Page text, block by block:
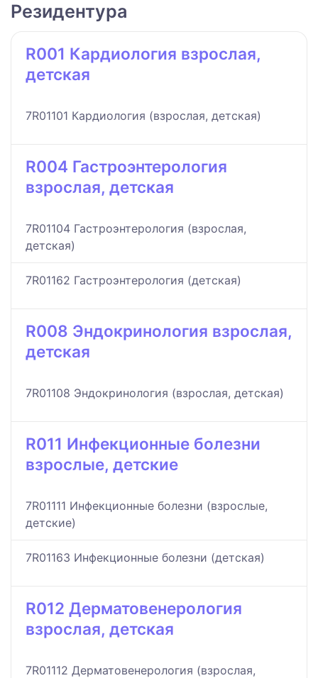
Резидентура
R001 Кардиология взрослая,
детская
7R01101 Кардиология (взрослая, детская)
R004 Гастроэнтерология
взрослая, детская
7R01104 Гастроэнтерология (взрослая,
детская)
7R01162 Гастроэнтерология (детская)
R008 Эндокринология взрослая,
детская
7R01108 Эндокринология (взрослая, детская)
R011 Инфекционные болезни
взрослые, детские
7R01111 Инфекционные болезни (взрослые,
детские)
7R01163 Инфекционные болезни (детская)
R012 Дерматовенерология
взрослая, детская
7R01112 Дерматовенерология (взрослая,